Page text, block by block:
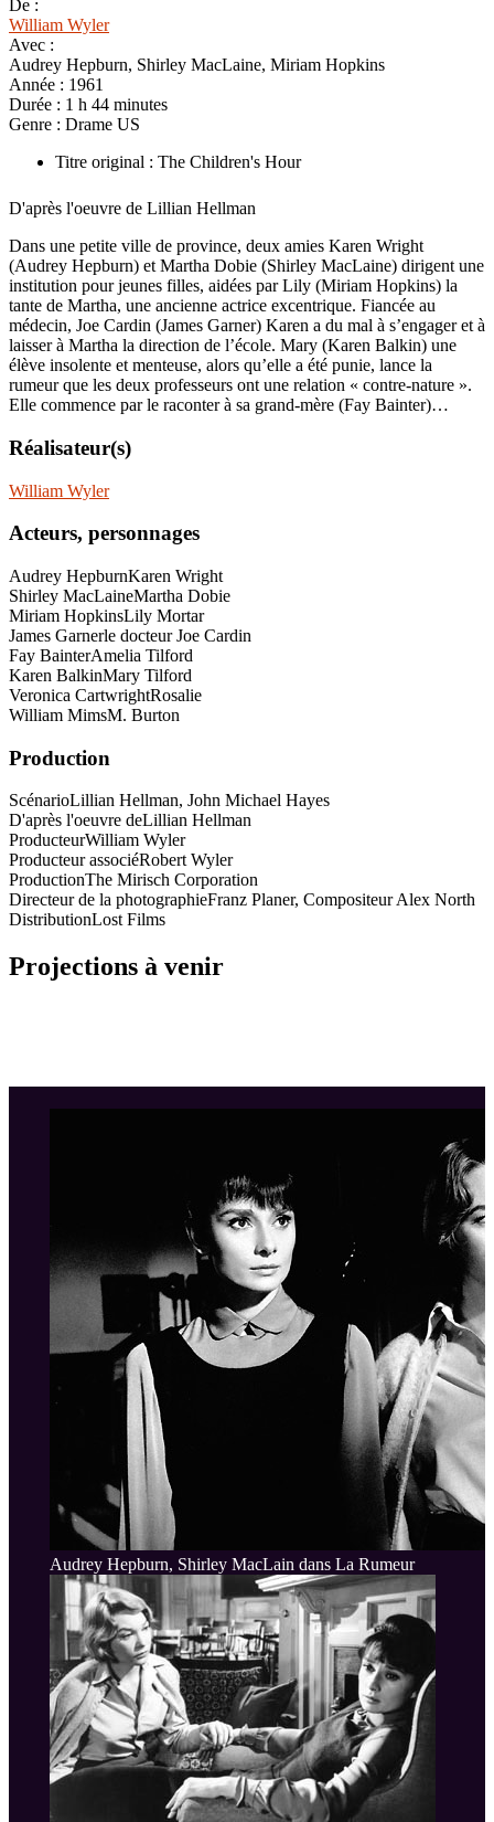
De :
William Wyler
Avec :
Audrey Hepburn, Shirley MacLaine, Miriam Hopkins
Année : 1961
Durée : 1 h 44 minutes
Genre : Drame US
Titre original : The Children's Hour
D'après l'oeuvre de Lillian Hellman
Dans une petite ville de province, deux amies Karen Wright
(Audrey Hepburn) et Martha Dobie (Shirley MacLaine) dirigent une
institution pour jeunes filles, aidées par Lily (Miriam Hopkins) la
tante de Martha, une ancienne actrice excentrique. Fiancée au
médecin, Joe Cardin (James Garner) Karen a du mal à s’engager et à
laisser à Martha la direction de l’école. Mary (Karen Balkin) une
élève insolente et menteuse, alors qu’elle a été punie, lance la
rumeur que les deux professeurs ont une relation « contre-nature ».
Elle commence par le raconter à sa grand-mère (Fay Bainter)…
Réalisateur(s)
William Wyler
Acteurs, personnages
Audrey HepburnKaren Wright
Shirley MacLaineMartha Dobie
Miriam HopkinsLily Mortar
James Garnerle docteur Joe Cardin
Fay BainterAmelia Tilford
Karen BalkinMary Tilford
Veronica CartwrightRosalie
William MimsM. Burton
Production
ScénarioLillian Hellman, John Michael Hayes
D'après l'oeuvre deLillian Hellman
ProducteurWilliam Wyler
Producteur associéRobert Wyler
ProductionThe Mirisch Corporation
Directeur de la photographieFranz Planer, Compositeur Alex North
DistributionLost Films
Projections à venir
Audrey Hepburn, Shirley MacLain dans La Rumeur